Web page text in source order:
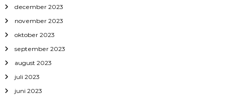
december 2023
november 2023
oktober 2023
september 2023
august 2023
juli 2023
juni 2023